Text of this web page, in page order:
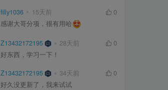
filly1036 15天前
0
感谢大哥分项，很有用哈
Z13432172195 28天前
0
好东西，学习一下！
Z13432172195 34天前
0
好久没更新了，我来试试
filly1036 15天前
0
感谢大哥分项，很有用哈
Z13432172195 28天前
0
好东西，学习一下！
Z13432172195 34天前
0
好久没更新了，我来试试